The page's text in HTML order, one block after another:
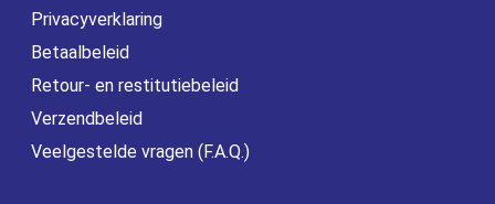
Privacyverklaring
Betaalbeleid
Retour- en restitutiebeleid
Verzendbeleid
Veelgestelde vragen (F.A.Q.)